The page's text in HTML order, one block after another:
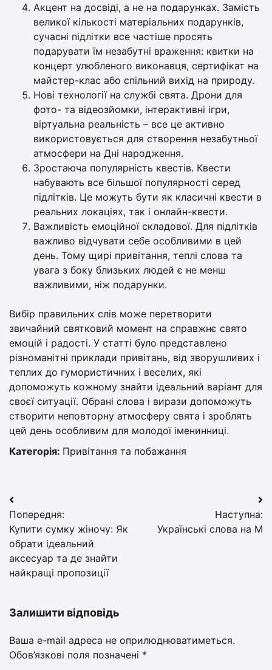
Акцент на досвіді, а не на подарунках. Замість
великої кількості матеріальних подарунків,
сучасні підлітки все частіше просять
подарувати їм незабутні враження: квитки на
концерт улюбленого виконавця, сертифікат на
майстер-клас або спільний вихід на природу.
Нові технології на службі свята. Дрони для
фото- та відеозйомки, інтерактивні ігри,
віртуальна реальність – все це активно
використовується для створення незабутньої
атмосфери на Дні народження.
Зростаюча популярність квестів. Квести
набувають все більшої популярності серед
підлітків. Це можуть бути як класичні квести в
реальних локаціях, так і онлайн-квести.
Важливість емоційної складової. Для підлітків
важливо відчувати себе особливими в цей
день. Тому щирі привітання, теплі слова та
увага з боку близьких людей є не менш
важливими, ніж подарунки.
Вибір правильних слів може перетворити
звичайний святковий момент на справжнє свято
емоцій і радості. У статті було представлено
різноманітні приклади привітань, від зворушливих і
теплих до гумористичних і веселих, які
допоможуть кожному знайти ідеальний варіант для
своєї ситуації. Обрані слова і вирази допоможуть
створити неповторну атмосферу свята і зроблять
цей день особливим для молодої іменинниці.
Категорія: Привітання та побажання
Навігація
записів
Попередня:
Купити сумку жіночу: Як
обрати ідеальний
аксесуар та де знайти
найкращі пропозиції
Наступна:
Українські слова на М
Залишити відповідь
Ваша e-mail адреса не оприлюднюватиметься.
Обов’язкові поля позначені *